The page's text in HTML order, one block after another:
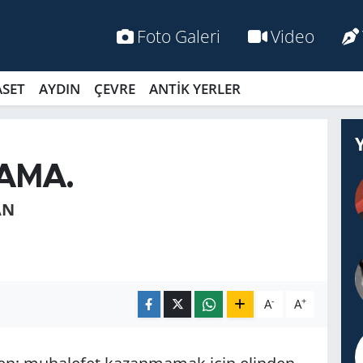
Foto Galeri Video
AYDIN ÇEVRE ANTİK YERLER
A- A+